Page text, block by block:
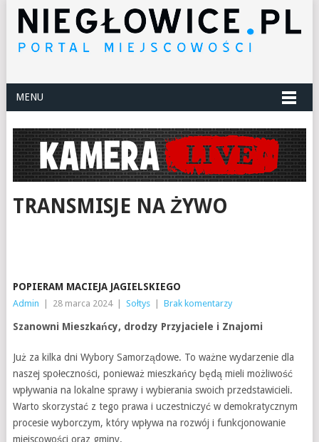
MENU
TRANSMISJE NA ŻYWO
POPIERAM MACIEJA JAGIELSKIEGO
Admin 28 marca 2024 Sołtys Brak komentarzy
Szanowni Mieszkańcy, drodzy Przyjaciele i Znajomi
Już za kilka dni Wybory Samorządowe. To ważne wydarzenie dla
naszej społeczności, ponieważ mieszkańcy będą mieli możliwość
wpływania na lokalne sprawy i wybierania swoich przedstawicieli.
Warto skorzystać z tego prawa i uczestniczyć w demokratycznym
procesie wyborczym, który wpływa na rozwój i funkcjonowanie
miejscowości oraz gminy.